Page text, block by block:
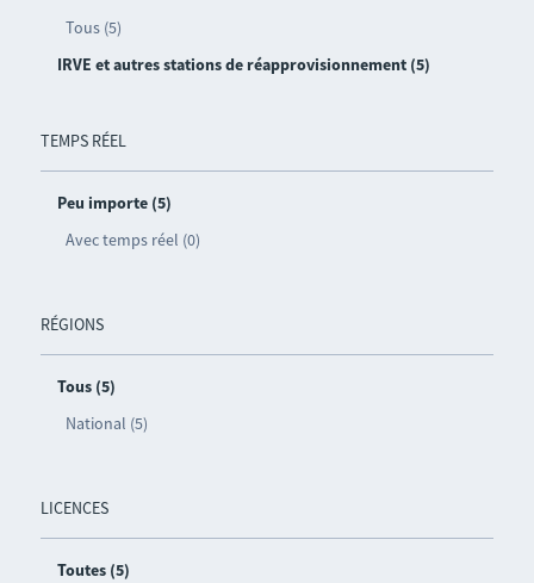
Tous (5)
IRVE et autres stations de réapprovisionnement (5)
TEMPS RÉEL
Peu importe (5)
Avec temps réel (0)
RÉGIONS
Tous (5)
National (5)
LICENCES
Toutes (5)